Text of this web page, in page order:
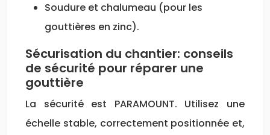
Soudure et chalumeau (pour les
gouttières en zinc).
Sécurisation du chantier: conseils
de sécurité pour réparer une
gouttière
La sécurité est PARAMOUNT. Utilisez une
échelle stable, correctement positionnée et,